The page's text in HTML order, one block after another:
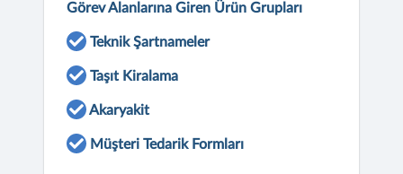
Görev Alanlarına Giren Ürün Grupları
Teknik Şartnameler
Taşıt Kiralama
Akaryakit
Müşteri Tedarik Formları